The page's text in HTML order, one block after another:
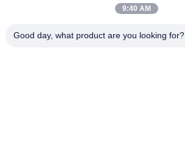
9:40 AM
Good day, what product are you looking for?